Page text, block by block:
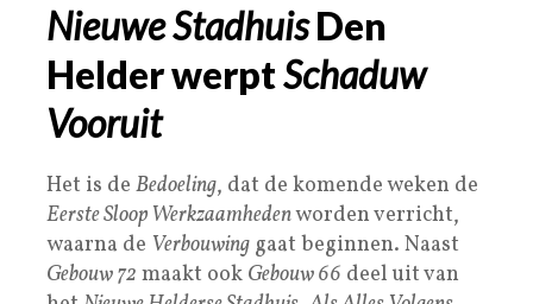
Nieuwe StadhuisDen
Helder werptSchaduw
Vooruit
Het is de Bedoeling, dat de komende weken de
Eerste Sloop Werkzaamhedenworden verricht,
waarna de Verbouwing gaat beginnen. Naast
Gebouw 72 maakt ook Gebouw 66 deel uit van